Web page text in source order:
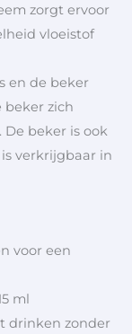
zorgt ervoor
vloeistof
en de beker
zich
De beker is ook
verkrijgbaar in
voor een
ml
drinken zonder